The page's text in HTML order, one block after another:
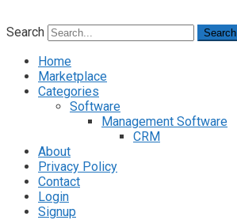
Search Search
Home
Marketplace
Categories
Software
Management Software
CRM
About
Privacy Policy
Contact
Login
Signup